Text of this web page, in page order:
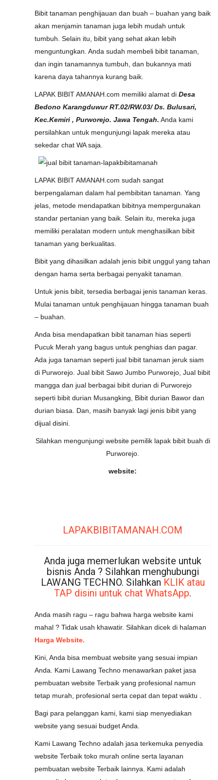
Bibit tanaman penghijauan dan buah – buahan yang baik
akan menjamin tanaman juga lebih mudah untuk
tumbuh. Selain itu, bibit yang sehat akan lebih
menguntungkan. Anda sudah membeli bibit tanaman,
dan ingin tanamannya tumbuh, dan bukannya mati
karena daya tahannya kurang baik.
LAPAK BIBIT AMANAH.com memiliki alamat di Desa
Bedono Karangduwur RT.02/RW.03/ Ds. Bulusari,
Kec.Kemiri , Purworejo. Jawa Tengah. Anda kami
persilahkan untuk mengunjungi lapak mereka atau
sekedar chat WA saja.
LAPAK BIBIT AMANAH.com sudah sangat
berpengalaman dalam hal pembibitan tanaman. Yang
jelas, metode mendapatkan bibitnya mempergunakan
standar pertanian yang baik. Selain itu, mereka juga
memiliki peralatan modern untuk menghasilkan bibit
tanaman yang berkualitas.
Bibit yang dihasilkan adalah jenis bibit unggul yang tahan
dengan hama serta berbagai penyakit tanaman.
Untuk jenis bibit, tersedia berbagai jenis tanaman keras.
Mulai tanaman untuk penghijauan hingga tanaman buah
– buahan.
Anda bisa mendapatkan bibit tanaman hias seperti
Pucuk Merah yang bagus untuk penghias dan pagar.
Ada juga tanaman seperti jual bibit tanaman jeruk siam
di Purworejo. Jual bibit Sawo Jumbo Purworejo, Jual bibit
mangga dan jual berbagai bibit durian di Purworejo
seperti bibit durian Musangking, Bibit durian Bawor dan
durian biasa. Dan, masih banyak lagi jenis bibit yang
dijual disini.
Silahkan mengunjungi website pemilik lapak bibit buah di
Purworejo.
website:
LAPAKBIBITAMANAH.COM
Anda juga memerlukan website untuk
bisnis Anda ? Silahkan menghubungi
LAWANG TECHNO. Silahkan KLIK atau
TAP disini untuk chat WhatsApp.
Anda masih ragu – ragu bahwa harga website kami
mahal ? Tidak usah khawatir. Silahkan dicek di halaman
Harga Website.
Kini, Anda bisa membuat website yang sesuai impian
Anda. Kami Lawang Techno menawarkan paket jasa
pembuatan website Terbaik yang profesional namun
tetap murah, profesional serta cepat dan tepat waktu .
Bagi para pelanggan kami, kami siap menyediakan
website yang sesuai budget Anda.
Kami Lawang Techno adalah jasa terkemuka penyedia
website Terbaik toko murah online serta layanan
pembuatan website Terbaik lainnya. Kami adalah